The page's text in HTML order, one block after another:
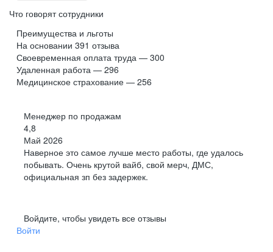
Что говорят сотрудники
Преимущества и льготы
На основании 391 отзыва
Своевременная оплата труда — 300
Удаленная работа — 296
Медицинское страхование — 256
Менеджер по продажам
4,8
Май 2026
Наверное это самое лучше место работы, где удалось
побывать. Очень крутой вайб, свой мерч, ДМС,
официальная зп без задержек.
Войдите, чтобы увидеть все отзывы
Войти